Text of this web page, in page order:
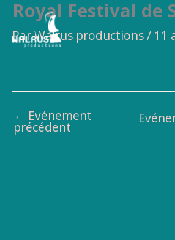
Aller
contenu
Royal Festival de
ParWalrus productions/ 11
← Evénement
précédent